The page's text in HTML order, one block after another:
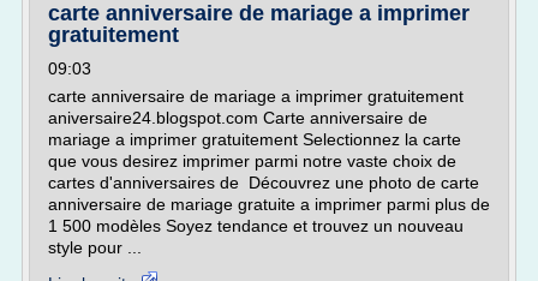
carte anniversaire de mariage a imprimer
gratuitement
09:03
carte anniversaire de mariage a imprimer gratuitement
aniversaire24.blogspot.com Carte anniversaire de
mariage a imprimer gratuitement Selectionnez la carte
que vous desirez imprimer parmi notre vaste choix de
cartes d'anniversaires de Découvrez une photo de carte
anniversaire de mariage gratuite a imprimer parmi plus de
1 500 modèles Soyez tendance et trouvez un nouveau
style pour ...